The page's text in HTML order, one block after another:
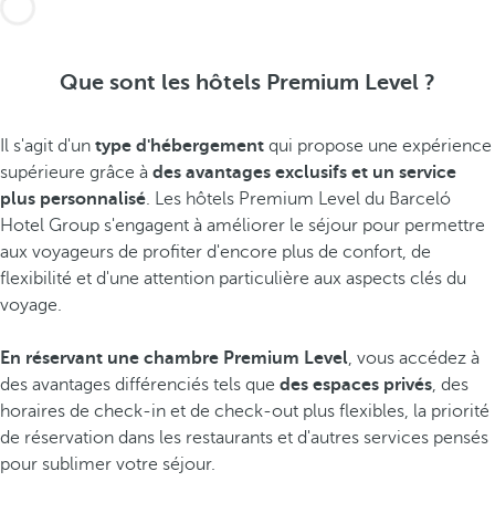
Que sont les hôtels Premium Level ?
Il s'agit d'un type d'hébergement qui propose une expérience
supérieure grâce à des avantages exclusifs et un service
plus personnalisé. Les hôtels Premium Level du Barceló
Hotel Group s'engagent à améliorer le séjour pour permettre
aux voyageurs de profiter d'encore plus de confort, de
flexibilité et d'une attention particulière aux aspects clés du
voyage.
En réservant une chambre Premium Level, vous accédez à
des avantages différenciés tels que des espaces privés, des
horaires de check-in et de check-out plus flexibles, la priorité
de réservation dans les restaurants et d'autres services pensés
pour sublimer votre séjour.